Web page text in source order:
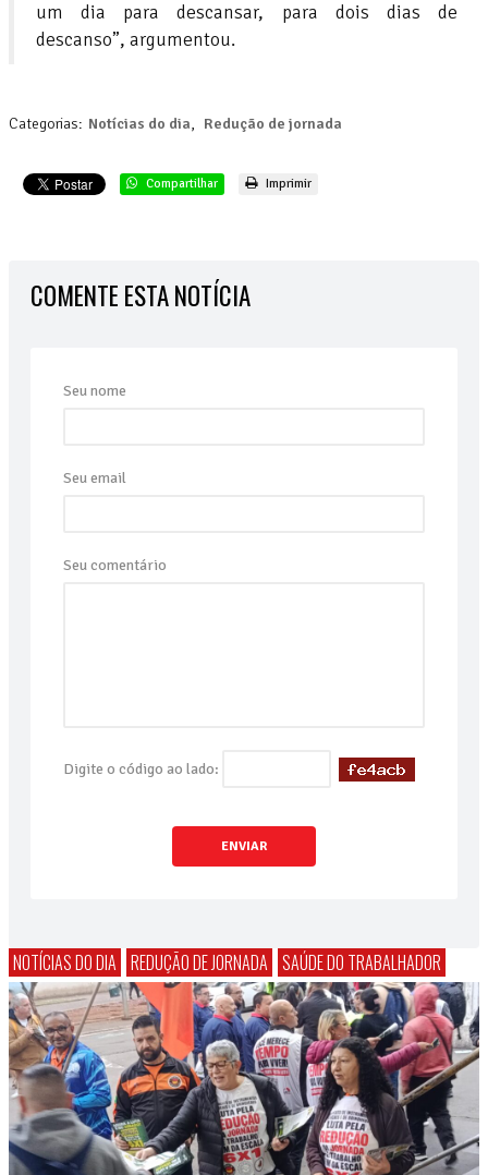
um dia para descansar, para dois dias de
descanso”, argumentou.
Categorias: Notícias do dia, Redução de jornada
Compartilhar Imprimir
COMENTE ESTA NOTÍCIA
Seu nome
Seu email
Seu comentário
Digite o código ao lado:
ENVIAR
NOTÍCIAS DO DIA REDUÇÃO DE JORNADA SAÚDE DO TRABALHADOR